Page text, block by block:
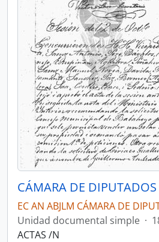
CÁMARA DE
EC AN ABJLM CÁMARA DE
Unidad documental simple ·
ACTAS /N